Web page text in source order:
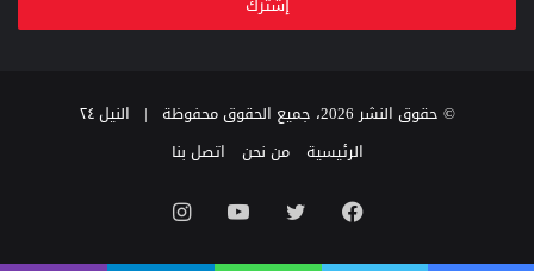
© حقوق النشر 2026، جميع الحقوق محفوظة |
النيل ٢٤
الرئيسية
من نحن اتصل بنا
فيسبوك تويتر يوتيوب